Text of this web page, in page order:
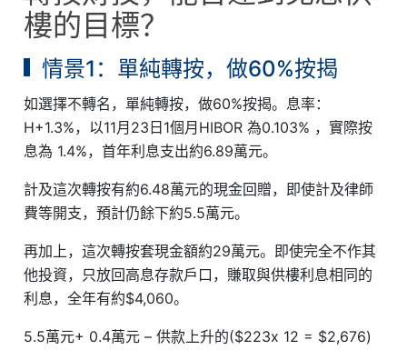
樓的目標？
情景1：單純轉按，做60%按揭
如選擇不轉名，單純轉按，做60%按揭。息率：
H+1.3%，以11月23日1個月HIBOR 為0.103% ，實際按
息為 1.4%，首年利息支出約6.89萬元。
計及這次轉按有約6.48萬元的現金回贈，即使計及律師
費等開支，預計仍餘下約5.5萬元。
再加上，這次轉按套現金額約29萬元。即使完全不作其
他投資，只放回高息存款戶口，賺取與供樓利息相同的
利息，全年有約$4,060。
5.5萬元+ 0.4萬元 – 供款上升的($223x 12 = $2,676)